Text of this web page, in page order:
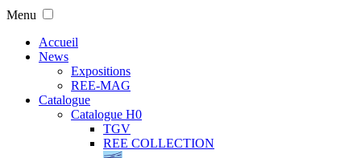
Menu
Accueil
News
Expositions
REE-MAG
Catalogue
Catalogue H0
TGV
REE COLLECTION